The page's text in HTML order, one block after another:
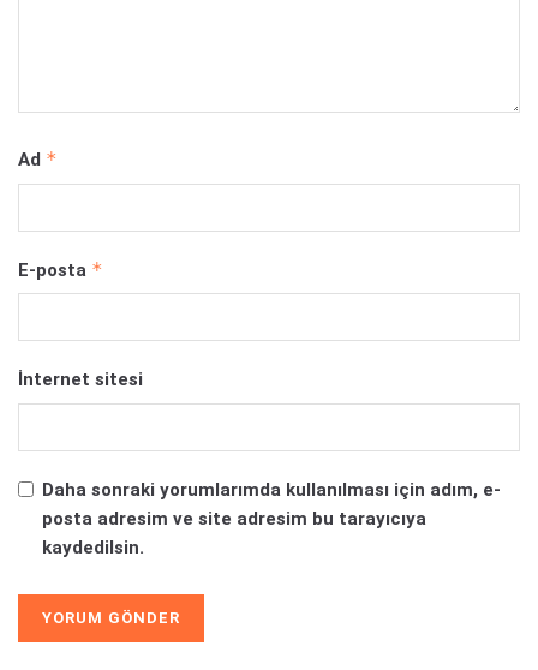
Ad *
E-posta *
İnternet sitesi
Daha sonraki yorumlarımda kullanılması için adım, e-
posta adresim ve site adresim bu tarayıcıya
kaydedilsin.